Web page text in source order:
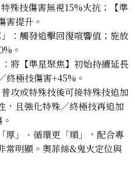
殊技傷害無視15%火抗；【準
害提升。
：觸發追擊回復喧響值；施放
。
將【準星聚焦】初始持續延長
終極技傷害+45%。
攻或特殊技後可接特殊技追加
，且強化特殊／終極技再追加
厚」、循環更「順」，配合專
常明顯。奧菲絲&鬼火定位與